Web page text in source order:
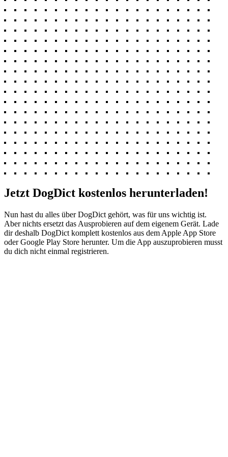
Jetzt DogDict kostenlos herunterladen!
Nun hast du alles über DogDict gehört, was für uns wichtig ist.
Aber nichts ersetzt das Ausprobieren auf dem eigenem Gerät. Lade
dir deshalb DogDict komplett kostenlos aus dem Apple App Store
oder Google Play Store herunter. Um die App auszuprobieren musst
du dich nicht einmal registrieren.